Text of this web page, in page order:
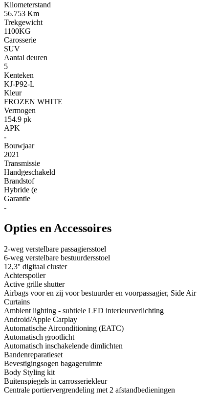
Kilometerstand
56.753 Km
Trekgewicht
1100KG
Carosserie
SUV
Aantal deuren
5
Kenteken
KJ-P92-L
Kleur
FROZEN WHITE
Vermogen
154.9 pk
APK
-
Bouwjaar
2021
Transmissie
Handgeschakeld
Brandstof
Hybride (e
Garantie
-
Opties en Accessoires
2-weg verstelbare passagiersstoel
6-weg verstelbare bestuurdersstoel
12,3'' digitaal cluster
Achterspoiler
Active grille shutter
Airbags voor en zij voor bestuurder en voorpassagier, Side Air
Curtains
Ambient lighting - subtiele LED interieurverlichting
Android/Apple Carplay
Automatische Airconditioning (EATC)
Automatisch grootlicht
Automatisch inschakelende dimlichten
Bandenreparatieset
Bevestigingsogen bagageruimte
Body Styling kit
Buitenspiegels in carrosseriekleur
Centrale portiervergrendeling met 2 afstandbedieningen